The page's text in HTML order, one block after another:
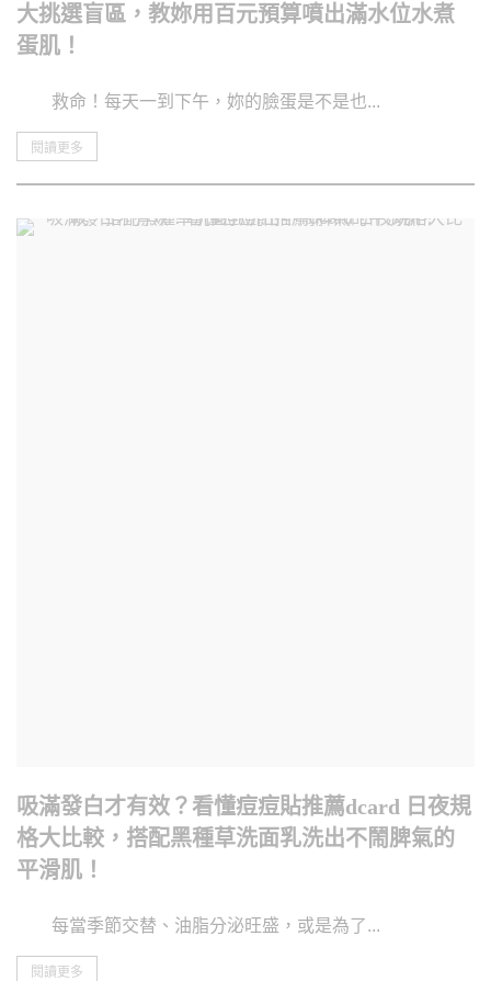
大挑選盲區，教妳用百元預算噴出滿水位水煮
蛋肌！
救命！每天一到下午，妳的臉蛋是不是也...
閱讀更多
吸滿發白才有效？看懂痘痘貼推薦dcard 日夜規
格大比較，搭配黑種草洗面乳洗出不鬧脾氣的
平滑肌！
每當季節交替、油脂分泌旺盛，或是為了...
閱讀更多